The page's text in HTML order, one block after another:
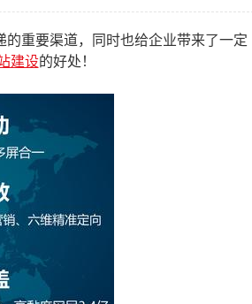
重要渠道，同时也给企业带来了一定
建设的好处！